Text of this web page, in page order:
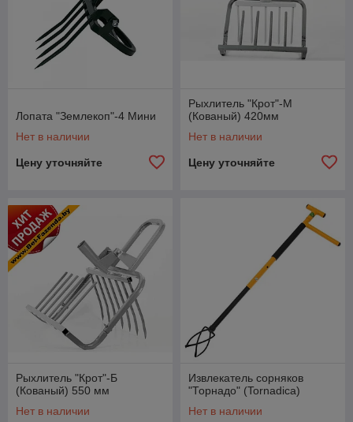
Лопата "Землекоп"-4 Мини
Нет в наличии
Цену уточняйте
Рыхлитель "Крот"-М
(Кованый) 420мм
Нет в наличии
Цену уточняйте
Рыхлитель "Крот"-Б
(Кованый) 550 мм
Нет в наличии
Извлекатель сорняков
"Торнадо" (Tornadica)
Нет в наличии